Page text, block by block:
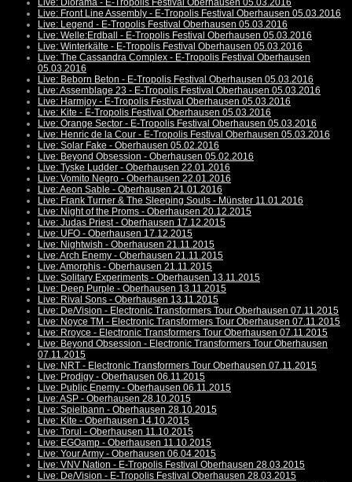
Live: Diorama - E-Tropolis Festival Oberhausen 05.03.2016
Live: Front Line Assembly - E-Tropolis Festival Oberhausen 05.03.2016
Live: Legend - E-Tropolis Festival Oberhausen 05.03.2016
Live: Welle:Erdball - E-Tropolis Festival Oberhausen 05.03.2016
Live: Winterkälte - E-Tropolis Festival Oberhausen 05.03.2016
Live: The Cassandra Complex - E-Tropolis Festival Oberhausen
05.03.2016
Live: Beborn Beton - E-Tropolis Festival Oberhausen 05.03.2016
Live: Assemblage 23 - E-Tropolis Festival Oberhausen 05.03.2016
Live: Harmjoy - E-Tropolis Festival Oberhausen 05.03.2016
Live: Kite - E-Tropolis Festival Oberhausen 05.03.2016
Live: Orange Sector - E-Tropolis Festival Oberhausen 05.03.2016
Live: Henric de la Cour - E-Tropolis Festival Oberhausen 05.03.2016
Live: Solar Fake - Oberhausen 05.02.2016
Live: Beyond Obsession - Oberhausen 05.02.2016
Live: Tyske Ludder - Oberhausen 22.01.2016
Live: Vomito Negro - Oberhausen 22.01.2016
Live: Aeon Sable - Oberhausen 21.01.2016
Live: Frank Turner & The Sleeping Souls - Münster 11.01.2016
Live: Night of the Proms - Oberhausen 20.12.2015
Live: Judas Priest - Oberhausen 17.12.2015
Live: UFO - Oberhausen 17.12.2015
Live: Nightwish - Oberhausen 21.11.2015
Live: Arch Enemy - Oberhausen 21.11.2015
Live: Amorphis - Oberhausen 21.11.2015
Live: Solitary Experiments - Oberhausen 13.11.2015
Live: Deep Purple - Oberhausen 13.11.2015
Live: Rival Sons - Oberhausen 13.11.2015
Live: De/Vision - Electronic Transformers Tour Oberhausen 07.11.2015
Live: Noyce TM - Electronic Transformers Tour Oberhausen 07.11.2015
Live: Rroyce - Electronic Transformers Tour Oberhausen 07.11.2015
Live: Beyond Obsession - Electronic Transformers Tour Oberhausen
07.11.2015
Live: NRT - Electronic Transformers Tour Oberhausen 07.11.2015
Live: Prodigy - Oberhausen 06.11.2015
Live: Public Enemy - Oberhausen 06.11.2015
Live: ASP - Oberhausen 28.10.2015
Live: Spielbann - Oberhausen 28.10.2015
Live: Kite - Oberhausen 14.10.2015
Live: Torul - Oberhausen 11.10.2015
Live: EGOamp - Oberhausen 11.10.2015
Live: Your Army - Oberhausen 06.04.2015
Live: VNV Nation - E-Tropolis Festival Oberhausen 28.03.2015
Live: De/Vision - E-Tropolis Festival Oberhausen 28.03.2015